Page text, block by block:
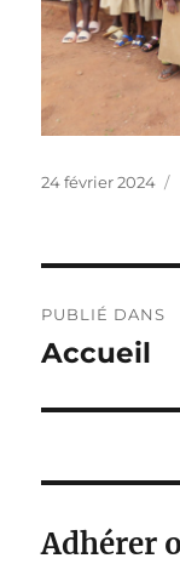
Publié
24 février 2024
de
PUBLIÉ DANS
Accueil
Adhérer